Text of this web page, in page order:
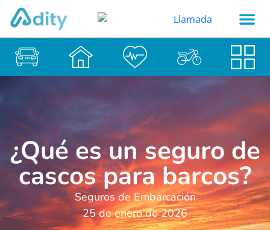
¿Qué es un seguro de
cascos para barcos?
Seguros de Embarcación
25 de enero de 2026